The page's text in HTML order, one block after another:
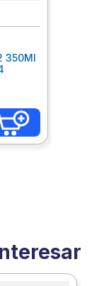
350Ml